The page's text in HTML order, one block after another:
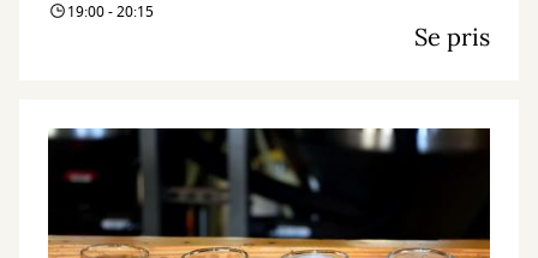
19:00 - 20:15
Se pris